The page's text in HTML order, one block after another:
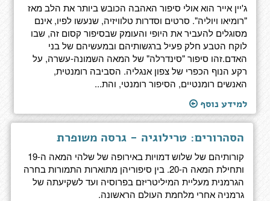
ג'יין אייר הוא אולי סיפור האהבה הכובש ביותר את הלב מאז
"רומיאו ויוליה". סרטים וסדרות טלוויזיה, שנעשו לפיו, אינם
מסוגלים להעביר את היופי והעומק שבסיפור קסום זה, שבו
לוקח הטבע חלק פעיל ברגשותיהם ובמעשיהם של בני
האדם.זהו סיפור "סינדרלה" של המאה השמונה-עשרה, על
רקע הנוף הכפרי של צפון אנגליה. הסביבה רומנטית,
האנשים רומנטיים, הסיפור רומנטי, והת...
למידע נוסף
הסהרורים: טרילוגיה - גרסה משופרת
קורותיהם של שלוש דמויות באירופה של שלהי המאה ה-19
ותחילת המאה ה-20. בין סיפוריהן מתוארות התמורות בחרה
הגרמנית מעליית המיליטריזם בפרוסיה ועד לשקיעתה של
גרמניה אחרי מלחמת העולם הראשונה.